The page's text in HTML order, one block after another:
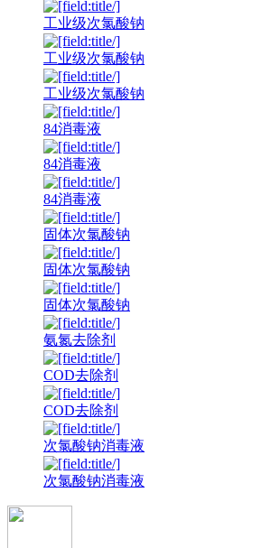
工业级次氯酸钠
工业级次氯酸钠
工业级次氯酸钠
84消毒液
84消毒液
84消毒液
固体次氯酸钠
固体次氯酸钠
固体次氯酸钠
氨氮去除剂
COD去除剂
COD去除剂
次氯酸钠消毒液
次氯酸钠消毒液